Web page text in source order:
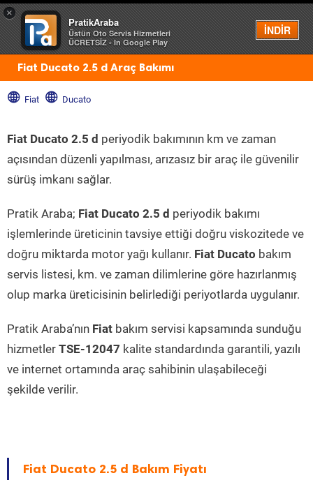
×
PratikAraba
Üstün Oto Servis Hizmetleri
ÜCRETSİZ - In Google Play
İNDİR
Menü
Fiat Ducato 2.5 d Araç Bakımı
Fiat Ducato
Fiat Ducato 2.5 d periyodik bakımının km ve zaman
açısından düzenli yapılması, arızasız bir araç ile güvenilir
sürüş imkanı sağlar.
Pratik Araba; Fiat Ducato 2.5 d periyodik bakımı
işlemlerinde üreticinin tavsiye ettiği doğru viskozitede ve
doğru miktarda motor yağı kullanır. Fiat Ducato bakım
servis listesi, km. ve zaman dilimlerine göre hazırlanmış
olup marka üreticisinin belirlediği periyotlarda uygulanır.
Pratik Araba’nın Fiat bakım servisi kapsamında sunduğu
hizmetler TSE-12047 kalite standardında garantili, yazılı
ve internet ortamında araç sahibinin ulaşabileceği
şekilde verilir.
Fiat Ducato 2.5 d Bakım Fiyatı